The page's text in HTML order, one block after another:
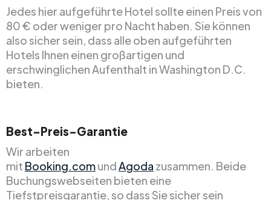
Jedes hier aufgeführte Hotel sollte einen Preis von
80 € oder weniger pro Nacht haben. Sie können
also sicher sein, dass alle oben aufgeführten
Hotels Ihnen einen großartigen und
erschwinglichen Aufenthalt in Washington D.C.
bieten.
Best-Preis-Garantie
Wir arbeiten
mit Booking.comundAgoda zusammen. Beide
Buchungswebseiten bieten eine
Tiefstpreisgarantie, so dass Sie sicher sein